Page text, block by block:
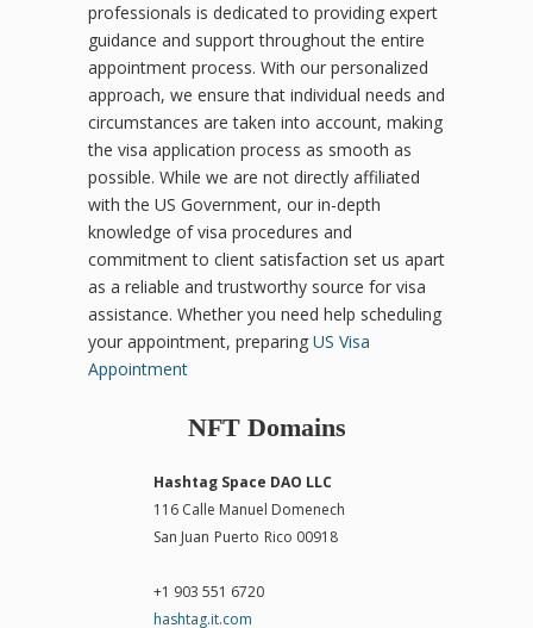
professionals is dedicated to providing expert
guidance and support throughout the entire
appointment process. With our personalized
approach, we ensure that individual needs and
circumstances are taken into account, making
the visa application process as smooth as
possible. While we are not directly affiliated
with the US Government, our in-depth
knowledge of visa procedures and
commitment to client satisfaction set us apart
as a reliable and trustworthy source for visa
assistance. Whether you need help scheduling
your appointment, preparing US Visa
Appointment
NFT Domains
Hashtag Space DAO LLC
116 Calle Manuel Domenech
San Juan Puerto Rico 00918
+1 903 551 6720
hashtag.it.com